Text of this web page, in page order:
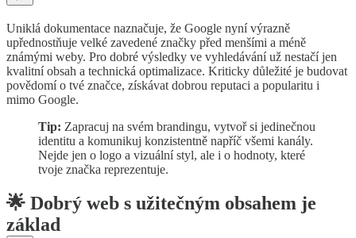
Uniklá dokumentace naznačuje, že Google nyní výrazně
upřednostňuje velké zavedené značky před menšími a méně
známými weby. Pro dobré výsledky ve vyhledávání už nestačí jen
kvalitní obsah a technická optimalizace. Kriticky důležité je budovat
povědomí o tvé značce, získávat dobrou reputaci a popularitu i
mimo Google.
Tip: Zapracuj na svém brandingu, vytvoř si jedinečnou
identitu a komunikuj konzistentně napříč všemi kanály.
Nejde jen o logo a vizuální styl, ale i o hodnoty, které
tvoje značka reprezentuje.
🌟 Dobrý web s užitečným obsahem je
základ